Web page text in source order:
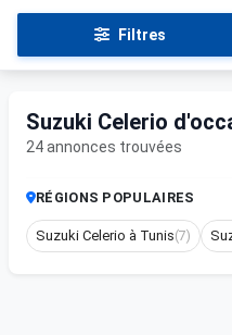
Filtres
Suzuki Celerio
24 annonces trouvées
RÉGIONS POPULAIRES
Suzuki Celerio à Tunis(7)